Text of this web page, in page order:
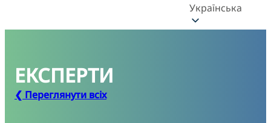
Українська
ЕКСПЕРТИ
❮ Переглянути всіх